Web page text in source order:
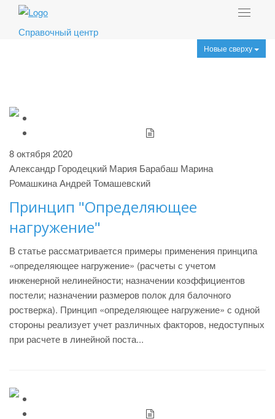
Toggle
Справочный центр
Новые сверху
8 октября 2020
Александр Городецкий Мария Барабаш Марина
РомашкинаАндрей Томашевский
Принцип "Определяющее
нагружение"
В статье рассматривается примеры применения принципа
«определяющее нагружение» (расчеты с учетом
инженерной нелинейности; назначении коэффициентов
постели; назначении размеров полок для балочного
ростверка). Принцип «определяющее нагружение» с одной
стороны реализует учет различных факторов, недоступных
при расчете в линейной поста...